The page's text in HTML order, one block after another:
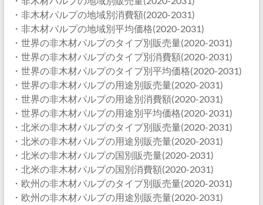
・非木材パルプの地域別消費額(2020-2031)
・非木材パルプの地域別平均価格(2020-2031)
・世界の非木材パルプのタイプ別販売量(2020-2031)
・世界の非木材パルプのタイプ別消費額(2020-2031)
・世界の非木材パルプのタイプ別平均価格(2020-2031)
・世界の非木材パルプの用途別販売量(2020-2031)
・世界の非木材パルプの用途別消費額(2020-2031)
・世界の非木材パルプの用途別平均価格(2020-2031)
・北米の非木材パルプのタイプ別販売量(2020-2031)
・北米の非木材パルプの用途別販売量(2020-2031)
・北米の非木材パルプの国別販売量(2020-2031)
・北米の非木材パルプの国別消費額(2020-2031)
・欧州の非木材パルプのタイプ別販売量(2020-2031)
・欧州の非木材パルプの用途別販売量(2020-2031)